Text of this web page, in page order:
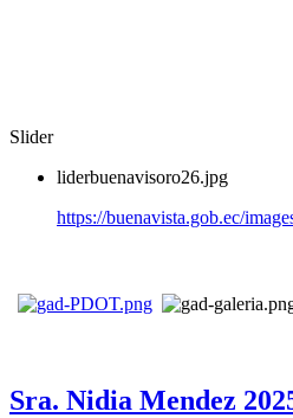
Slider
liderbuenavisoro26.jpg
https://buenavista.gob.ec/
Sra. Nidia Mendez